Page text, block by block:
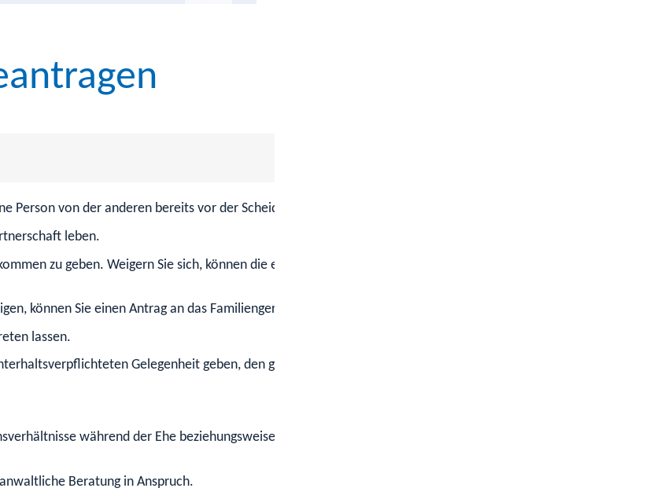
Person von der anderen bereits vor der Scheidung einen angemessenen Unterhalt verlangen.
leben.
zu geben. Weigern Sie sich, können die entsprechenden Angaben im Wege eines Auskunftsantrags
können Sie einen Antrag an das Familiengericht stellen.
lassen.
Gelegenheit geben, den geschuldeten Unterhalt freiwillig zu zahlen. Lassen Sie sich hierzu
während der Ehe beziehungsweise der eingetragenen Lebenspartnerschaft entscheidend. Dies
Beratung in Anspruch.